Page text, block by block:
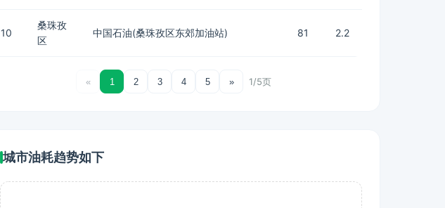
10
桑珠孜
区
中国石油(桑珠孜区东郊加油站) 81 2.2
« 1 2 3 4 5 » 1/5页
城市油耗趋势如下